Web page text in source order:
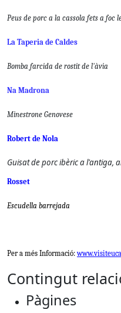
Peus de porc a la cassola fets a foc
La Taperia de Caldes
Bomba farcida de rostit de l'àvia
Na Madrona
Minestrone Genovese
Robert de Nola
Guisat de porc ibèric a l'antiga,
Rosset
Escudella barrejada
Per a més Informació:
Contingut
Pàgines